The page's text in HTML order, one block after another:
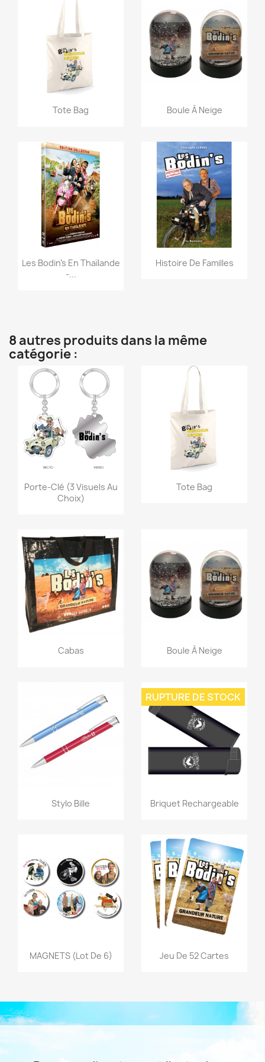
Aperçu rapide
Tote Bag Aperçu rapide
Boule À Neige
Aperçu rapide
Les Bodin's En Thaïlande
-...
Aperçu rapide
Histoire De Familles
8 autres produits dans la même
catégorie :
Aperçu rapide
Porte-Clé (3 Visuels Au
Choix)
Aperçu rapide
Tote Bag
Aperçu rapide
Cabas Aperçu rapide
Boule À Neige
Aperçu rapide
Stylo Bille Aperçu rapide
Briquet Rechargeable
RUPTURE DE STOCK
Aperçu rapide
MAGNETS (lot De 6) Aperçu rapide
Jeu De 52 Cartes